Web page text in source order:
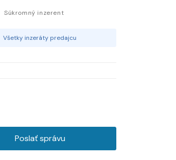
Súkromný inzerent
Všetky inzeráty predajcu
Poslať správu